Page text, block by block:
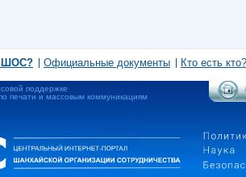
ШОС? Официальные документы Кто есть кто?
поддержке
печати и массовым коммуникациям